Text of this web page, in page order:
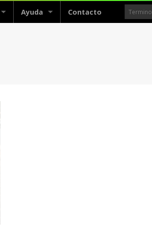
Ayuda Contacto